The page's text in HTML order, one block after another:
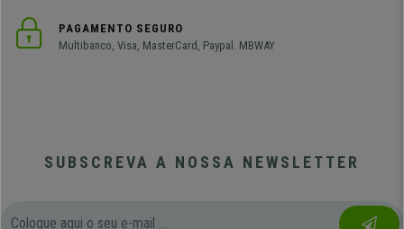
PAGAMENTO SEGURO
Multibanco, Visa, MasterCard, Paypal. MBWAY
SUBSCREVA A NOSSA NEWSLETTER